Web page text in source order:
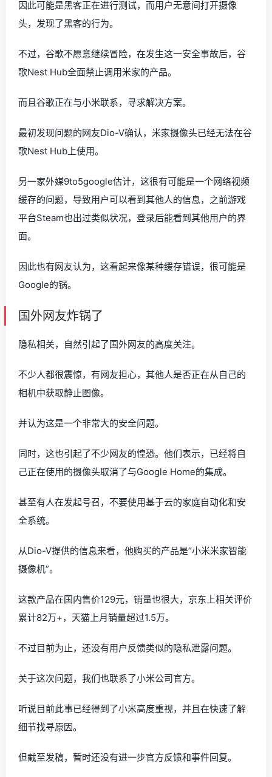
因此可能是黑客正在进行测试，而用户无意间打开摄像
头，发现了黑客的行为。
不过，谷歌不愿意继续冒险，在发生这一安全事故后，谷
歌Nest Hub全面禁止调用米家的产品。
而且谷歌正在与小米联系，寻求解决方案。
最初发现问题的网友Dio-V确认，米家摄像头已经无法在谷
歌Nest Hub上使用。
另一家外媒9to5google估计，这很有可能是一个网络视频
缓存的问题，导致用户可以看到其他人的信息，之前游戏
平台Steam也出过类似状况，登录后能看到其他用户的界
面。
因此也有网友认为，这看起来像某种缓存错误，很可能是
Google的锅。
国外网友炸锅了
隐私相关，自然引起了国外网友的高度关注。
不少人都很震惊，有网友担心，其他人是否正在从自己的
相机中获取静止图像。
并认为这是一个非常大的安全问题。
同时，这也引起了不少网友的惶恐。他们表示，已经将自
己正在使用的摄像头取消了与Google Home的集成。
甚至有人在发起号召，不要使用基于云的家庭自动化和安
全系统。
从Dio-V提供的信息来看，他购买的产品是“小米米家智能
摄像机”。
这款产品在国内售价129元，销量也很大，京东上相关评价
累计82万+，天猫上月销量超过1.5万。
不过目前为止，还没有用户反馈类似的隐私泄露问题。
关于这次问题，我们也联系了小米公司官方。
听说目前此事已经得到了小米高度重视，并且在快速了解
细节找寻原因。
但截至发稿，暂时还没有进一步官方反馈和事件回复。